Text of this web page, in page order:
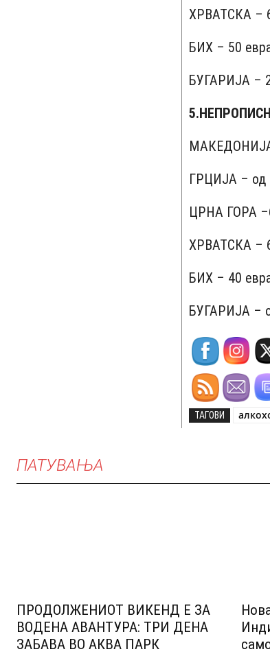
ХРВАТСКА –
БИХ – 50
БУГАРИЈА –
ГРЦИЈА – од
ЦРНА ГОРА
ХРВАТСКА –
БИХ – 40
БУГАРИЈА –
ТАГОВИ
ПАТУВАЊА
ПРОДОЛЖЕНИОТ ВИКЕНД Е ЗА
ВОДЕНА АВАНТУРА: ТРИ ДЕНА
ЗАБАВА ВО АКВА ПАРК